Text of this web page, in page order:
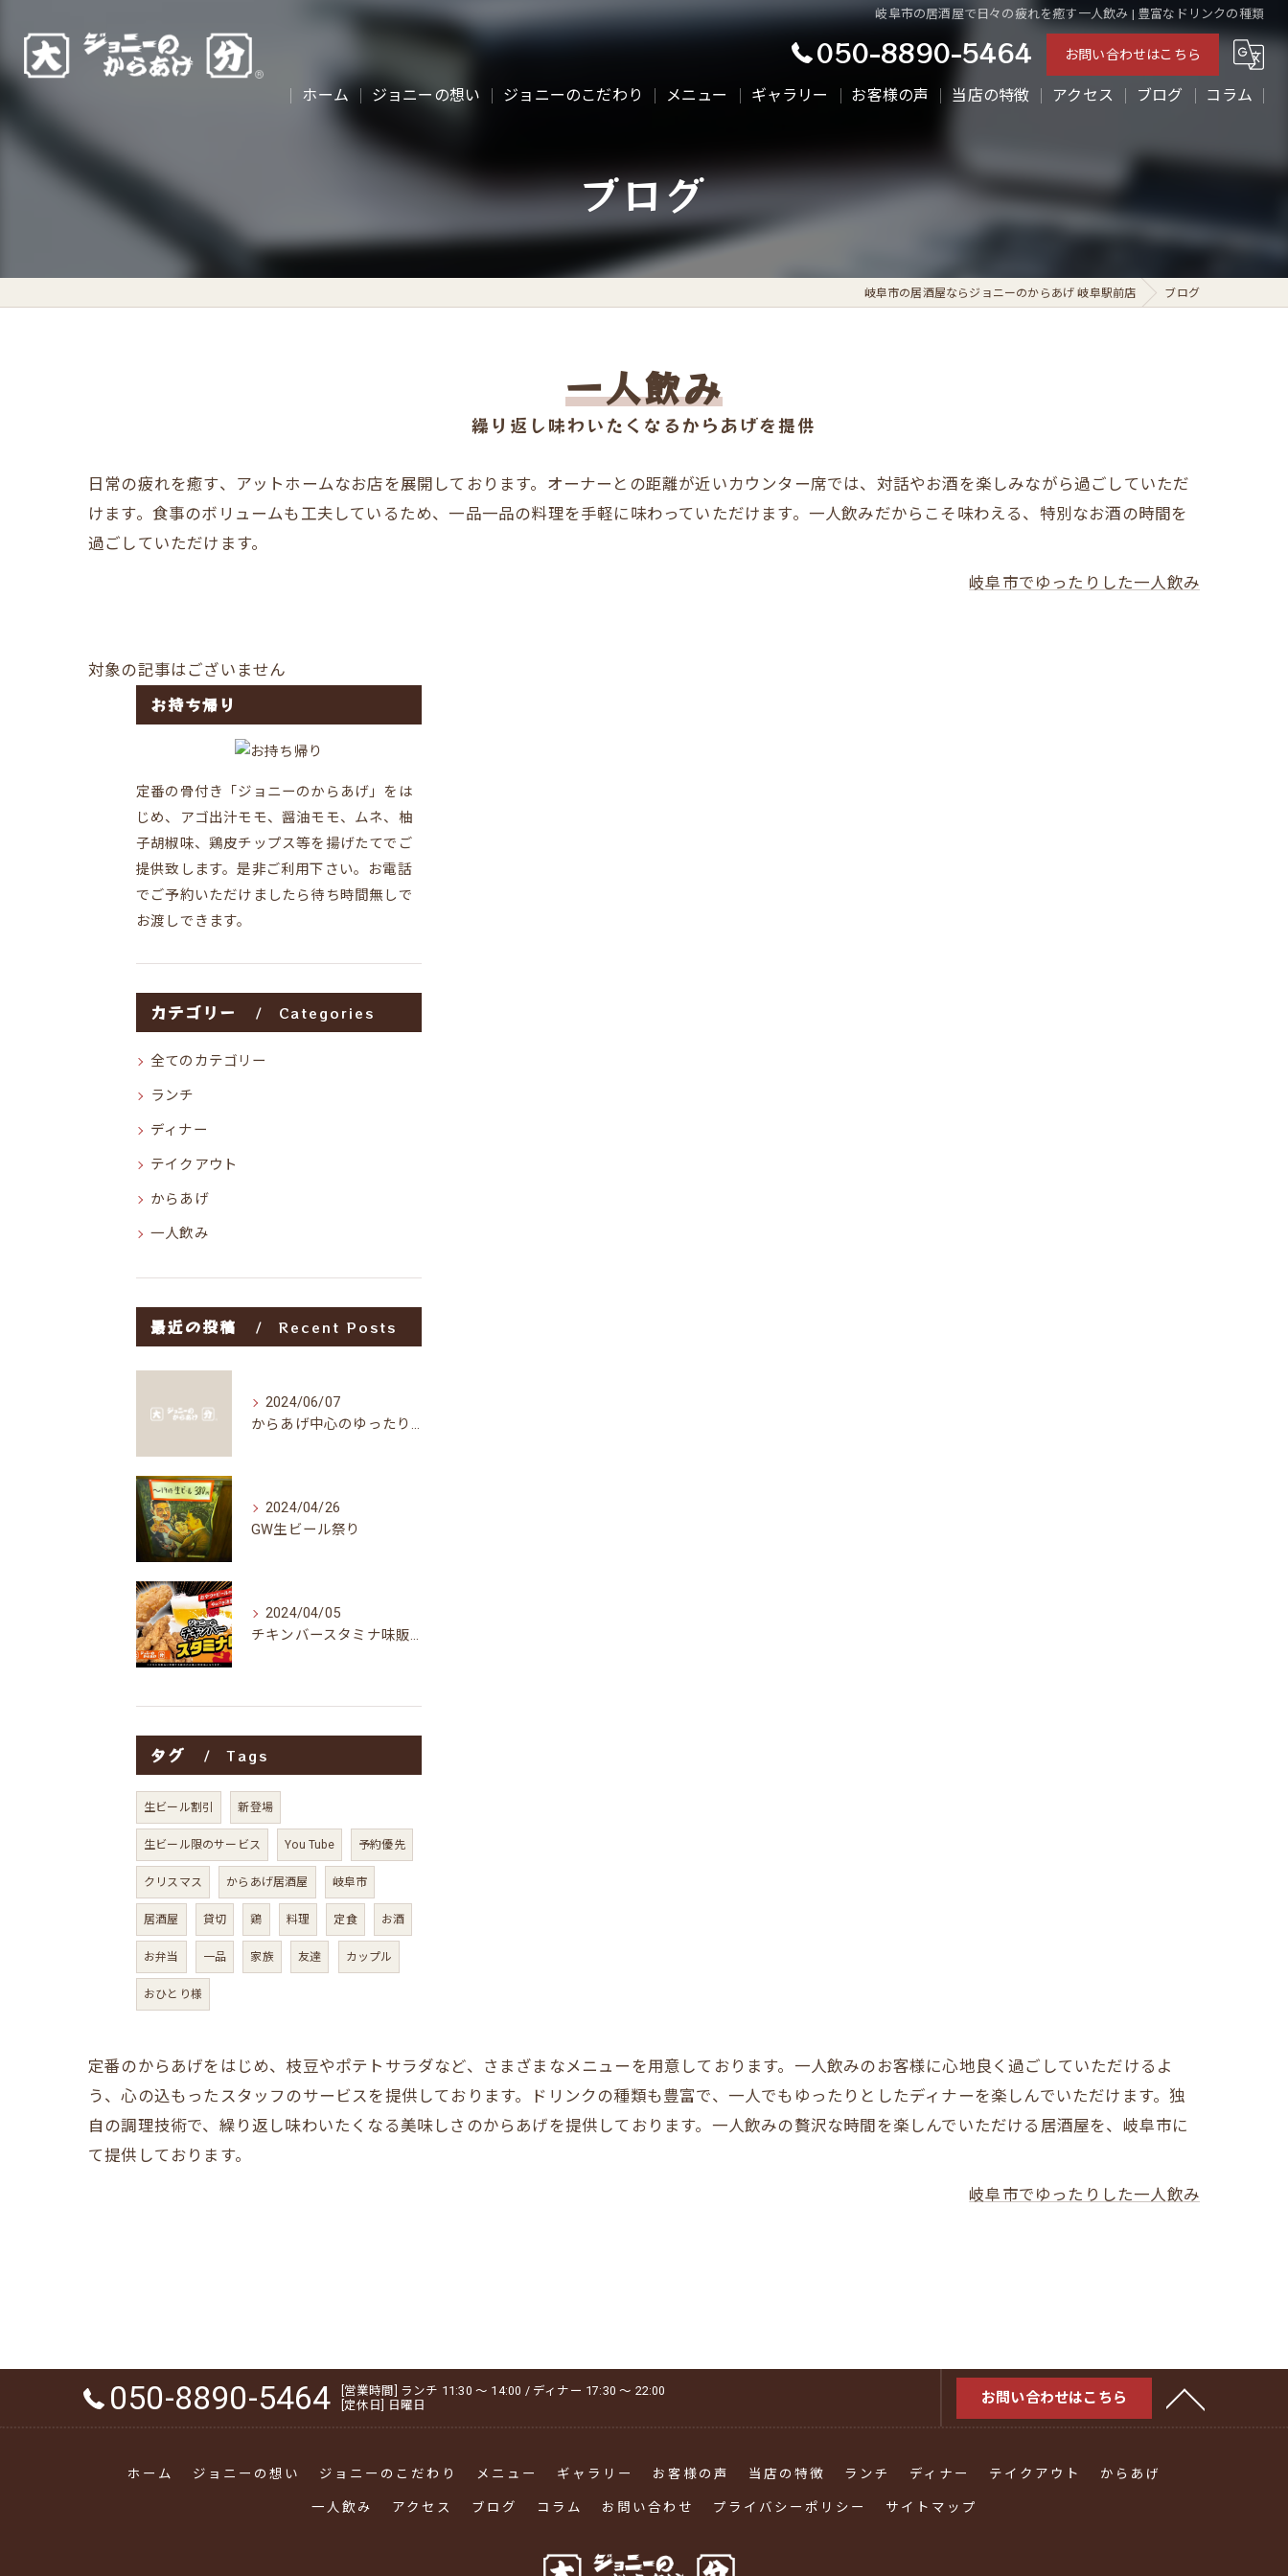
岐阜市の居酒屋で日々の疲れを癒す一人飲み | 豊富なドリンクの種類
050-8890-5464 お問い合わせはこちら
ホーム ジョニーの想い ジョニーのこだわり メニュー ギャラリー お客様の声 当店の特徴
からあげ
アクセス ブログ コラム
ブログ
岐阜市の居酒屋ならジョニーのからあげ 岐阜駅前店 ブログ
一人飲み
繰り返し味わいたくなるからあげを提供
日常の疲れを癒す、アットホームなお店を展開しております。オーナーとの距離が近いカウンター席では、対話やお酒を楽しみながら過ごしていただ
けます。食事のボリュームも工夫しているため、一品一品の料理を手軽に味わっていただけます。一人飲みだからこそ味わえる、特別なお酒の時間を
過ごしていただけます。
岐阜市でゆったりした一人飲み
対象の記事はございません
お持ち帰り
定番の骨付き「ジョニーのからあげ」をは
じめ、アゴ出汁モモ、醤油モモ、ムネ、柚
子胡椒味、鶏皮チップス等を揚げたてでご
提供致します。是非ご利用下さい。お電話
でご予約いただけましたら待ち時間無しで
お渡しできます。
カテゴリー Categories
全てのカテゴリー
ランチ
ディナー
テイクアウト
からあげ
一人飲み
最近の投稿 Recent Posts
2024/06/07
からあげ中心のゆったり空間
2024/04/26
GW生ビール祭り
2024/04/05
チキンバースタミナ味販売開始予定
タグ Tags
生ビール割引 新登場
生ビール限のサービス You Tube 予約優先
クリスマス からあげ居酒屋 岐阜市
居酒屋 貸切 鶏 料理 定食 お酒
お弁当 一品 家族 友達 カップル
おひとり様
定番のからあげをはじめ、枝豆やポテトサラダなど、さまざまなメニューを用意しております。一人飲みのお客様に心地良く過ごしていただけるよ
う、心の込もったスタッフのサービスを提供しております。ドリンクの種類も豊富で、一人でもゆったりとしたディナーを楽しんでいただけます。独
自の調理技術で、繰り返し味わいたくなる美味しさのからあげを提供しております。一人飲みの贅沢な時間を楽しんでいただける居酒屋を、岐阜市に
て提供しております。
岐阜市でゆったりした一人飲み
050-8890-5464
[営業時間] ランチ 11:30 ～ 14:00 / ディナー 17:30 ～ 22:00
[定休日] 日曜日
お問い合わせはこちら
ホーム ジョニーの想い ジョニーのこだわり メニュー ギャラリー お客様の声 当店の特徴 ランチ ディナー テイクアウト からあげ
一人飲み アクセス ブログ コラム お問い合わせ プライバシーポリシー サイトマップ